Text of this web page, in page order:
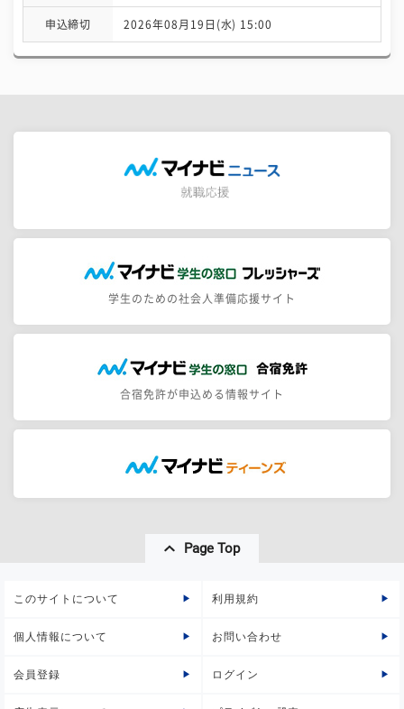
申込締切 2026年08月19日(水) 15:00
学生のための社会人準備応援サイト
合宿免許が申込める情報サイト
Page Top
このサイトについて 利用規約
個人情報について お問い合わせ
会員登録 ログイン